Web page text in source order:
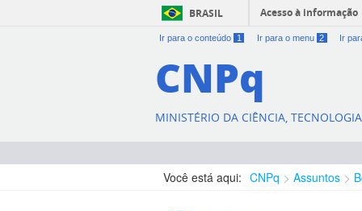
BRASIL Acesso à informação
Ir para o conteúdo 1 Ir para o menu 2 Ir
CNPq
MINISTÉRIO DA CIÊNCIA,
Você está aqui: CNPq Assuntos